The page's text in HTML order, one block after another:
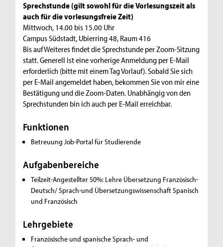
Sprechstunde (gilt sowohl für die Vorlesungszeit als
auch für die vorlesungsfreie Zeit)
Mittwoch, 14.00 bis 15.00 Uhr
Campus Südstadt, Ubierring 48, Raum 416
Bis auf Weiteres findet die Sprechstunde per Zoom-Sitzung
statt. Generell ist eine vorherige Anmeldung per E-Mail
erforderlich (bitte mit einem Tag Vorlauf). Sobald Sie sich
per E-Mail angemeldet haben, bekommen Sie von mir eine
Bestätigung und die Zoom-Daten. Unabhängig von den
Sprechstunden bin ich auch per E-Mail erreichbar.
Funktionen
Betreuung Job-Portal für Studierende
Aufgabenbereiche
Teilzeit-Angestellter 50%: Lehre Übersetzung Französisch-
Deutsch/ Sprach-und Übersetzungswissenschaft Spanisch
und Französisch
Lehrgebiete
Französische und spanische Sprach- und